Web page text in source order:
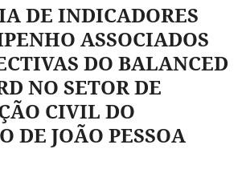
DE INDICADORES
ASSOCIADOS
DO BALANCED
NO SETOR DE
CIVIL DO
DE JOÃO PESSOA